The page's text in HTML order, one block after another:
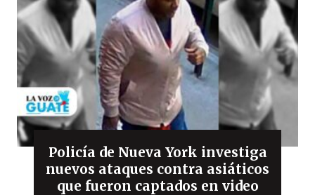
Policía de Nueva York investiga
nuevos ataques contra asiáticos
que fueron captados en video